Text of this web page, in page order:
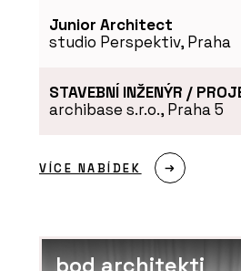
Junior Architect
studio Perspektiv, Praha
STAVEBNÍ INŽENÝR /
archibase s.r.o., Praha 5
VÍCE NABÍDEK
bod architekti